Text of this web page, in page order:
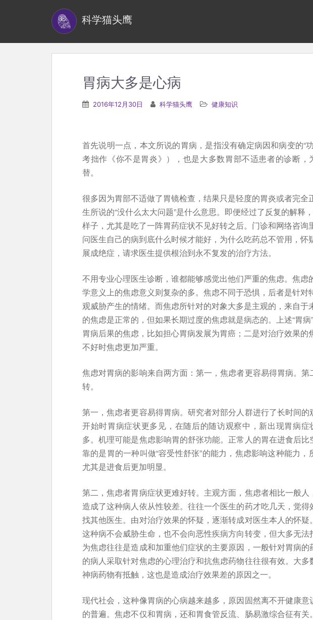
科学猫头鹰
胃病大多是心病
2016年12月30日 科学猫头鹰 健康知识
首先说明一点，本文所说的胃病，是指没有确定病因和病变的“
考拙作《你不是胃炎》），也是大多数胃部不适患者的诊断，
替。
很多因为胃部不适做了胃镜检查，结果只是轻度的胃炎或者完全
生所说的“没什么太大问题”是什么意思。即便经过了反复的解释
样子，尤其是吃了一阵胃药症状不见好转之后。门诊和网络咨询
问医生自己的病到底什么时候才能好，为什么吃药总不管用，怀
展成绝症，请求医生提供根治到永不复发的治疗方法。
不用专业心理医生诊断，谁都能够感觉出他们严重的焦虑。焦虑
学意义上的焦虑意义则复杂的多。焦虑不同于恐惧，后者是针对
观威胁产生的情绪。而焦虑所针对的对象大多是主观的，来自于
的焦虑是正常的，但如果长期过度的焦虑就是病态的。上述“胃
胃病后果的焦虑，比如担心胃病发展为胃癌；二是对治疗效果的
不好时焦虑更加严重。
焦虑对胃病的影响来自两方面：第一，焦虑者更容易得胃病。
转。
第一，焦虑者更容易得胃病。研究者对部分人群进行了长时间
开始时胃病症状更多见，在随后的随访观察中，新出现胃病
多。机理可能是焦虑影响胃的舒张功能。正常人的胃在进食后比
靠的是胃的一种叫做“容受性舒张”的能力，焦虑影响这种能力，
尤其是进食后更加明显。
第二，焦虑者胃病症状更难好转。主观方面，焦虑者相比一般
造成了这种病人依从性较差。往往一个医生的药才吃几天，觉
找其他医生。由对治疗效果的怀疑，逐渐转成对医生本人的怀
这种病不会威胁生命，也不会向恶性疾病方向转变，但大多无
为焦虑往往是造成和加重他们症状的主要原因，一般针对胃病
的病人采取针对焦虑的心理治疗和抗焦虑药物往往很有效。大
神病药物有抵触，这也是造成治疗效果差的原因之一。
现代社会，这种像胃病的心病越来越多，原因固然离不开健康
的普遍。焦虑不仅和胃病，还和胃食管反流、肠易激综合征有关